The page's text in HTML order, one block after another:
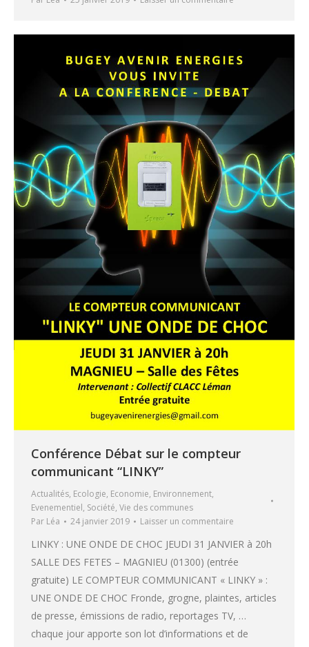
Conférence Débat sur le compteur
communicant “LINKY”
Actualités, Ecologie, Economie, Environnement,
Evenementiel, Société, Vie des communes
Par Léa 24 janvier 2019 Laisser un commentaire
LINKY : UNE ONDE DE CHOC JEUDI 31 JANVIER à 20h
SALLE DES FETES – MAGNIEU (01300) (entrée
gratuite) LE COMPTEUR COMMUNICANT « LINKY » :
UNE ONDE DE CHOC Fronde, grogne, plaintes, articles
de presse, émissions de radio, reportages TV, …
chaque jour apporte son lot d’informations et de